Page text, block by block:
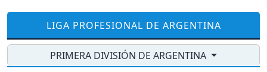
LIGA PROFESIONAL DE ARGENTINA
PRIMERA DIVISIÓN DE ARGENTINA